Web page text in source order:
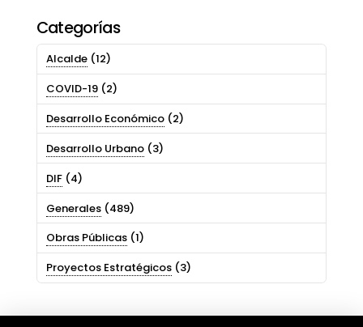
Categorías
Alcalde(12)
COVID-19(2)
Desarrollo Económico(2)
Desarrollo Urbano(3)
DIF(4)
Generales(489)
Obras Públicas(1)
Proyectos Estratégicos(3)